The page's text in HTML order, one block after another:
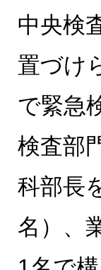
中央検
置づけ
で緊急
検査部
科部長
名）、